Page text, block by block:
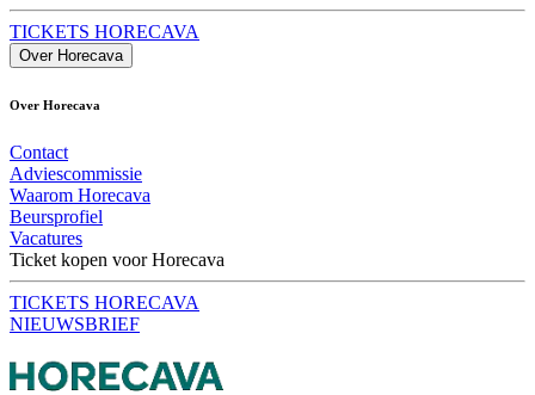
TICKETS HORECAVA
Over Horecava
Over Horecava
Contact
Adviescommissie
Waarom Horecava
Beursprofiel
Vacatures
Ticket kopen voor Horecava
TICKETS HORECAVA
NIEUWSBRIEF